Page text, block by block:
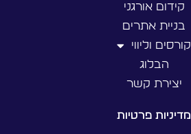
קידום אורגני
בניית אתרים
קורסים וליווי
הבלוג
יצירת קשר
מדיניות פרטיות